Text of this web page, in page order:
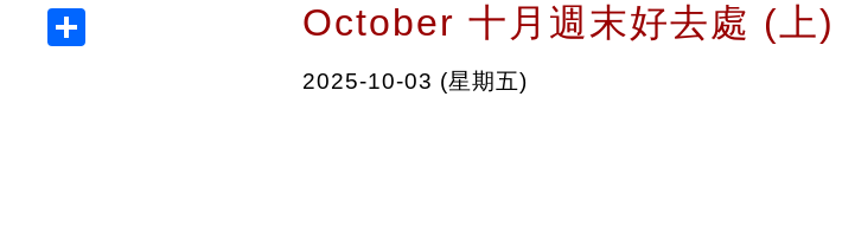
Pinterest October 十月週末好去處 (上)
2025-10-03 (星期五)